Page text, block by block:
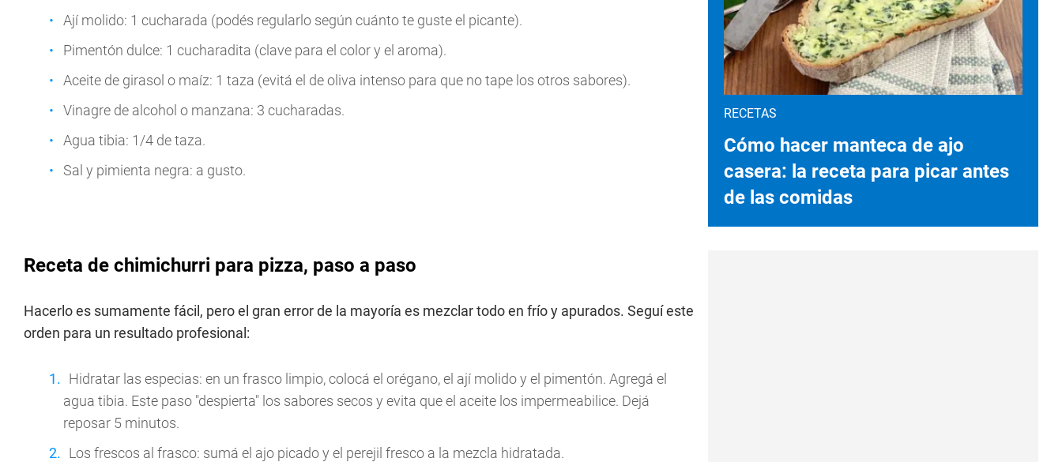
Ají molido: 1 cucharada (podés regularlo según cuánto te guste el picante).
Pimentón dulce: 1 cucharadita (clave para el color y el aroma).
Aceite de girasol o maíz: 1 taza (evitá el de oliva intenso para que no tape los otros sabores).
Vinagre de alcohol o manzana: 3 cucharadas.
Agua tibia: 1/4 de taza.
Sal y pimienta negra: a gusto.
Receta de chimichurri para pizza, paso a paso
Hacerlo es sumamente fácil, pero el gran error de la mayoría es mezclar todo en frío y apurados. Seguí este
orden para un resultado profesional:
Hidratar las especias: en un frasco limpio, colocá el orégano, el ají molido y el pimentón. Agregá el
agua tibia. Este paso "despierta" los sabores secos y evita que el aceite los impermeabilice. Dejá
reposar 5 minutos.
Los frescos al frasco: sumá el ajo picado y el perejil fresco a la mezcla hidratada.
RECETAS
Cómo hacer manteca de ajo
casera: la receta para picar antes
de las comidas